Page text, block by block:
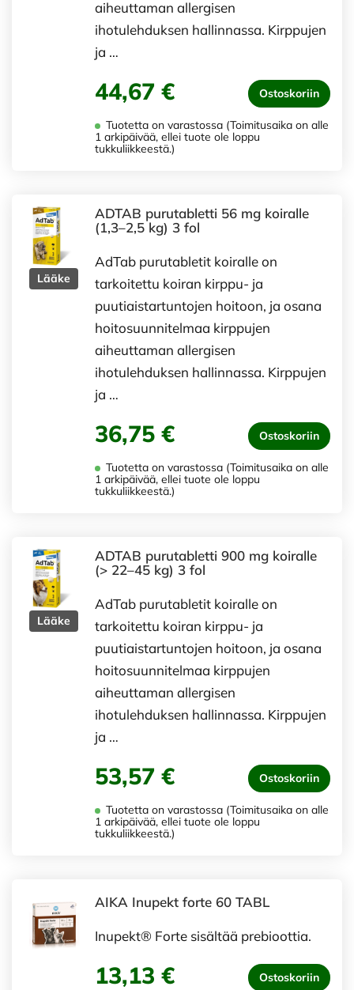
aiheuttaman allergisen
ihotulehduksen hallinnassa. Kirppujen
ja …
44,67 € Ostoskoriin
Tuotetta on varastossa (Toimitusaika on alle
1 arkipäivää, ellei tuote ole loppu
tukkuliikkeestä.)
Lääke
ADTAB purutabletti 56 mg koiralle
(1,3–2,5 kg) 3 fol
AdTab purutabletit koiralle on
tarkoitettu koiran kirppu- ja
puutiaistartuntojen hoitoon, ja osana
hoitosuunnitelmaa kirppujen
aiheuttaman allergisen
ihotulehduksen hallinnassa. Kirppujen
ja …
36,75 € Ostoskoriin
Tuotetta on varastossa (Toimitusaika on alle
1 arkipäivää, ellei tuote ole loppu
tukkuliikkeestä.)
Lääke
ADTAB purutabletti 900 mg koiralle
(> 22–45 kg) 3 fol
AdTab purutabletit koiralle on
tarkoitettu koiran kirppu- ja
puutiaistartuntojen hoitoon, ja osana
hoitosuunnitelmaa kirppujen
aiheuttaman allergisen
ihotulehduksen hallinnassa. Kirppujen
ja …
53,57 € Ostoskoriin
Tuotetta on varastossa (Toimitusaika on alle
1 arkipäivää, ellei tuote ole loppu
tukkuliikkeestä.)
AIKA Inupekt forte 60 TABL
Inupekt® Forte sisältää prebioottia.
13,13 € Ostoskoriin